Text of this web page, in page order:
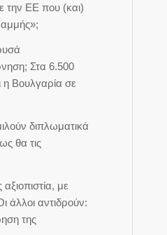
την ΕΕ που (και)
Στα 6.500
η Βουλγαρία σε
διπλωματικά
θα τις
με
άλλοι αντιδρούν:
της